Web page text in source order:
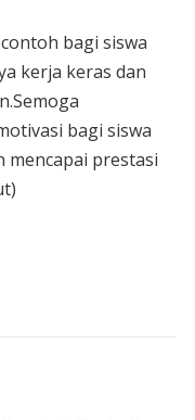
bagi siswa
kerja keras dan
bagi siswa
mencapai prestasi